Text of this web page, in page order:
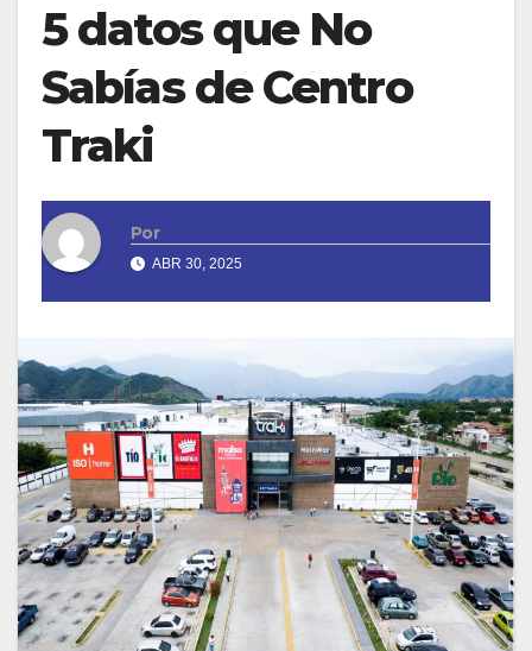
5 datos que No
Sabías de Centro
Traki
Por
ABR 30, 2025